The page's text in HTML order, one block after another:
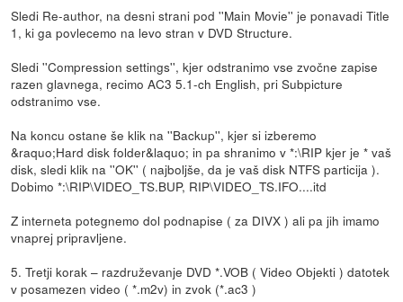
Sledi Re-author, na desni strani pod ''Main Movie'' je ponavadi Title
1, ki ga povlecemo na levo stran v DVD Structure.
Sledi ''Compression settings'', kjer odstranimo vse zvočne zapise
razen glavnega, recimo AC3 5.1-ch English, pri Subpicture
odstranimo vse.
Na koncu ostane še klik na ''Backup'', kjer si izberemo
&raquo;Hard disk folder&laquo; in pa shranimo v *:\RIP kjer je * vaš
disk, sledi klik na ''OK'' ( najboljše, da je vaš disk NTFS particija ).
Dobimo *:\RIP\VIDEO_TS.BUP, RIP\VIDEO_TS.IFO....itd
Z interneta potegnemo dol podnapise ( za DIVX ) ali pa jih imamo
vnaprej pripravljene.
5. Tretji korak – razdruževanje DVD *.VOB ( Video Objekti ) datotek
v posamezen video ( *.m2v) in zvok (*.ac3 )